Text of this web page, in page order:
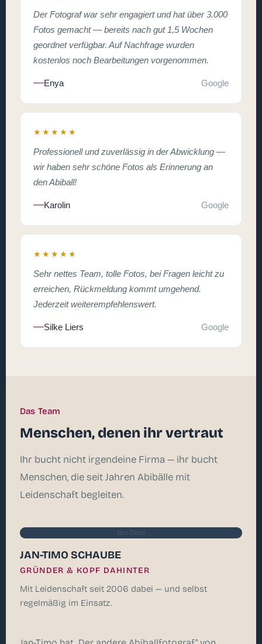
Der Fotograf war sehr engagiert und hat über 3.000
Fotos gemacht — bereits nach gut 1,5 Wochen
geordnet verfügbar. Auf Nachfrage wurden
kostenlos noch Bearbeitungen vorgenommen.
Enya Google
★★★★★
Professionell und zuverlässig in der Abwicklung —
wir haben sehr schöne Fotos als Erinnerung an
den Abiball!
Karolin Google
★★★★★
Sehr nettes Team, tolle Fotos, bei Fragen leicht zu
erreichen, Rückmeldung kommt umgehend.
Jederzeit weiterempfehlenswert.
Silke Liers Google
Das Team
Menschen, denen ihr vertraut
Ihr bucht nicht irgendeine Firma — ihr bucht
Menschen, die seit Jahren Abibälle mit
Leidenschaft begleiten.
Jan-Timo
JAN-TIMO SCHAUBE
GRÜNDER & KOPF DAHINTER
Mit Leidenschaft seit 2006 dabei — und selbst
regelmäßig im Einsatz.